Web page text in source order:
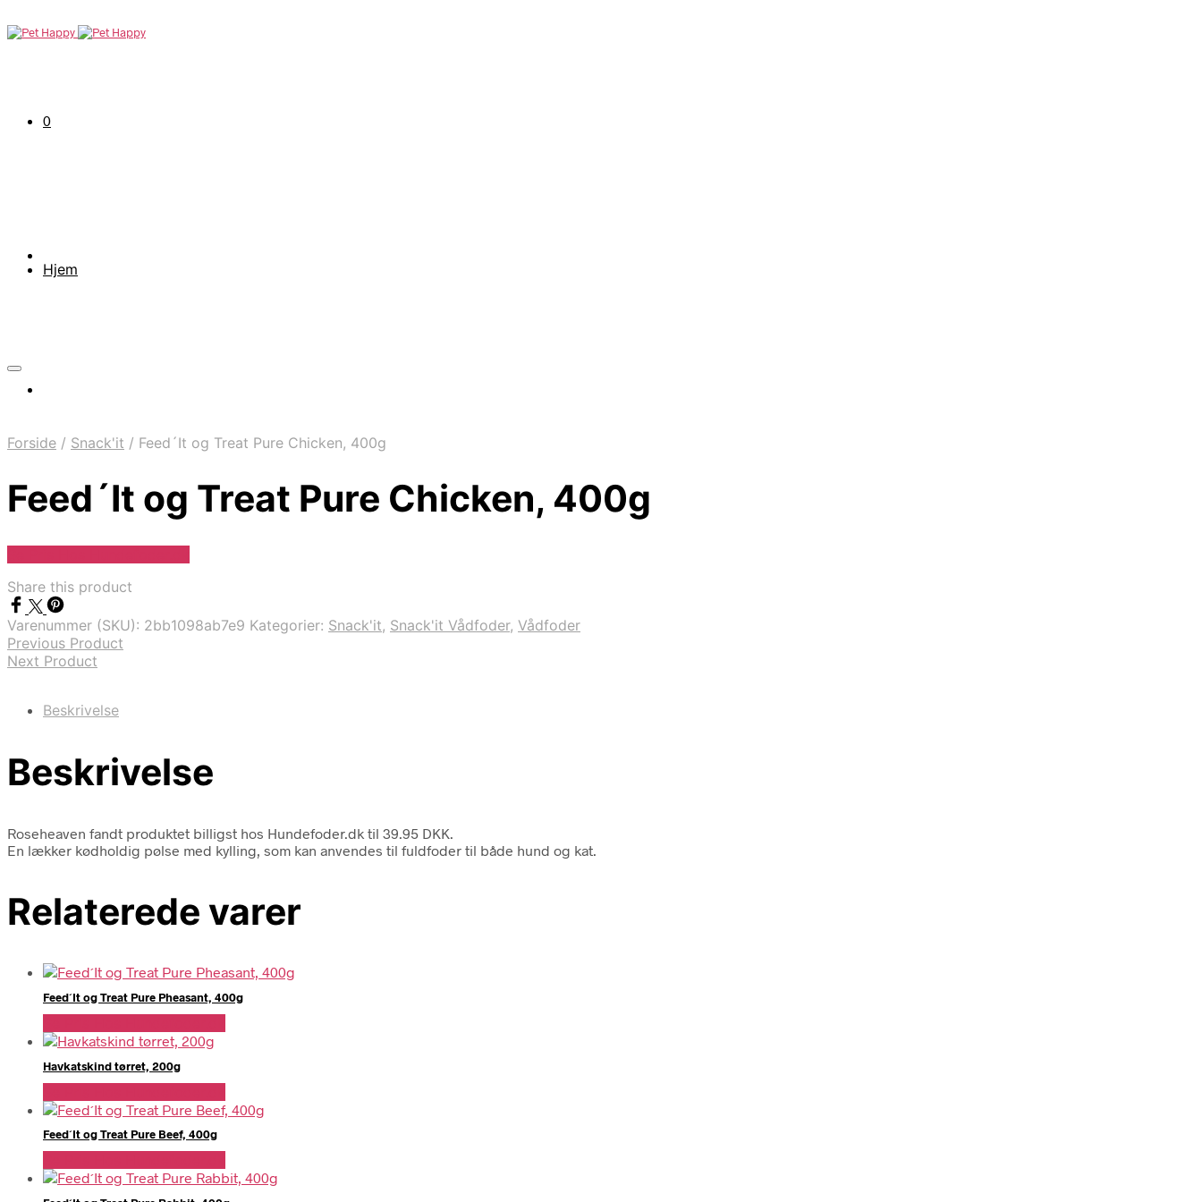
0
Hjem
Forside / Snack'it / Feed´It og Treat Pure Chicken, 400g
Feed´It og Treat Pure Chicken, 400g
Share this product
Varenummer (SKU): 2bb1098ab7e9 Kategorier: Snack'it, Snack'it Vådfoder, Vådfoder
Previous Product
Next Product
Beskrivelse
Beskrivelse
Roseheaven fandt produktet billigst hos Hundefoder.dk til 39.95 DKK.
En lækker kødholdig pølse med kylling, som kan anvendes til fuldfoder til både hund og kat.
Relaterede varer
Feed´It og Treat Pure Pheasant, 400g
Havkatskind tørret, 200g
Feed´It og Treat Pure Beef, 400g